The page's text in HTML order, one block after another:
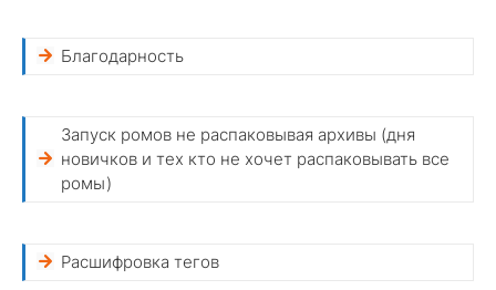
Благодарность
Запуск ромов не распаковывая архивы (дня
новичков и тех кто не хочет распаковывать все
ромы)
Расшифровка тегов